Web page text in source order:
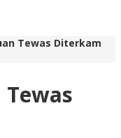
Tewas Diterkam